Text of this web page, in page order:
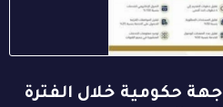
تطوير 119 خدمة في 22 جهة حكومية خلال الفترة